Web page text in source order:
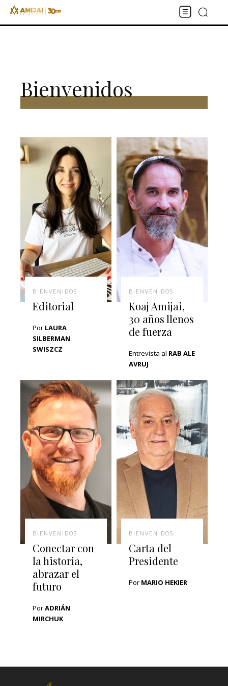
Bienvenidos
BIENVENIDOS
Editorial
Por LAURA
SILBERMAN
SWISZCZ
BIENVENIDOS
Koaj Amijai,
30 años llenos
de fuerza
Entrevista al RAB ALE
AVRUJ
BIENVENIDOS
Conectar con
la historia,
abrazar el
futuro
PorADRIÁN
MIRCHUK
BIENVENIDOS
Carta del
Presidente
Por MARIO HEKIER